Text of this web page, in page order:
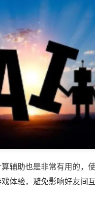
辅助也是非常有用的，
体验，避免影响好友间互